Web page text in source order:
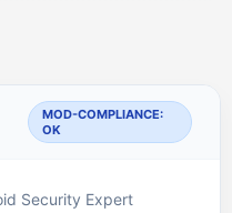
MOD-COMPLIANCE:
OK
Security Expert